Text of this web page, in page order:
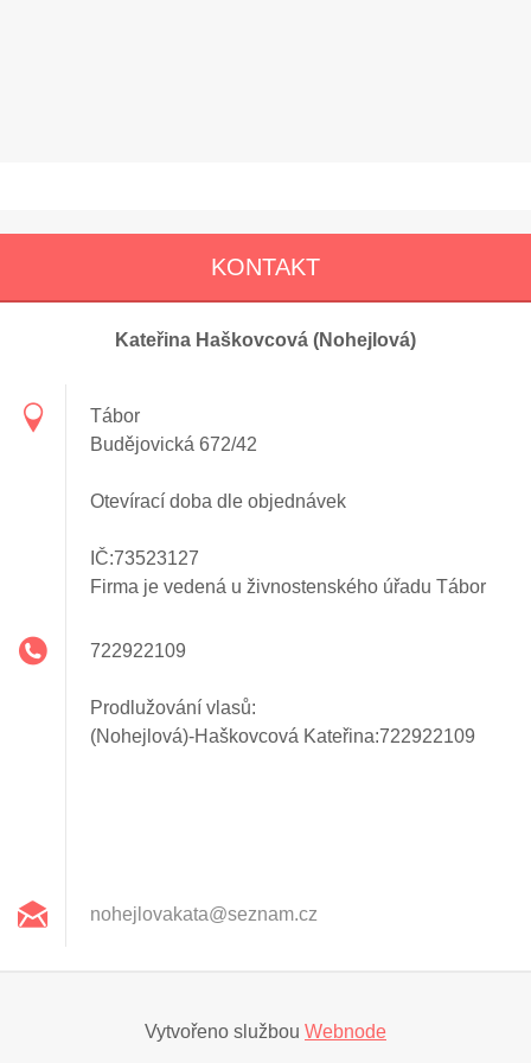
KONTAKT
Kateřina Haškovcová (Nohejlová)
Tábor
Budějovická 672/42
Otevírací doba dle objednávek
IČ:73523127
Firma je vedená u živnostenského úřadu Tábor
722922109
Prodlužování vlasů:
(Nohejlová)-Haškovcová Kateřina:722922109
nohejlovakata@seznam.cz
Vytvořeno službou Webnode